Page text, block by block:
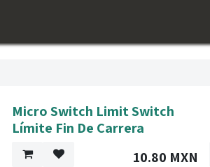
Micro Switch Limit Switch
Límite Fin De Carrera
10.80 MXN